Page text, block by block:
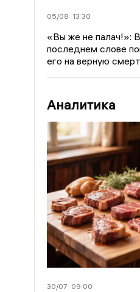
05/08 13:30
«Вы же не палач!»:
последнем слове
его на верную
Аналитика
30/07 09:00